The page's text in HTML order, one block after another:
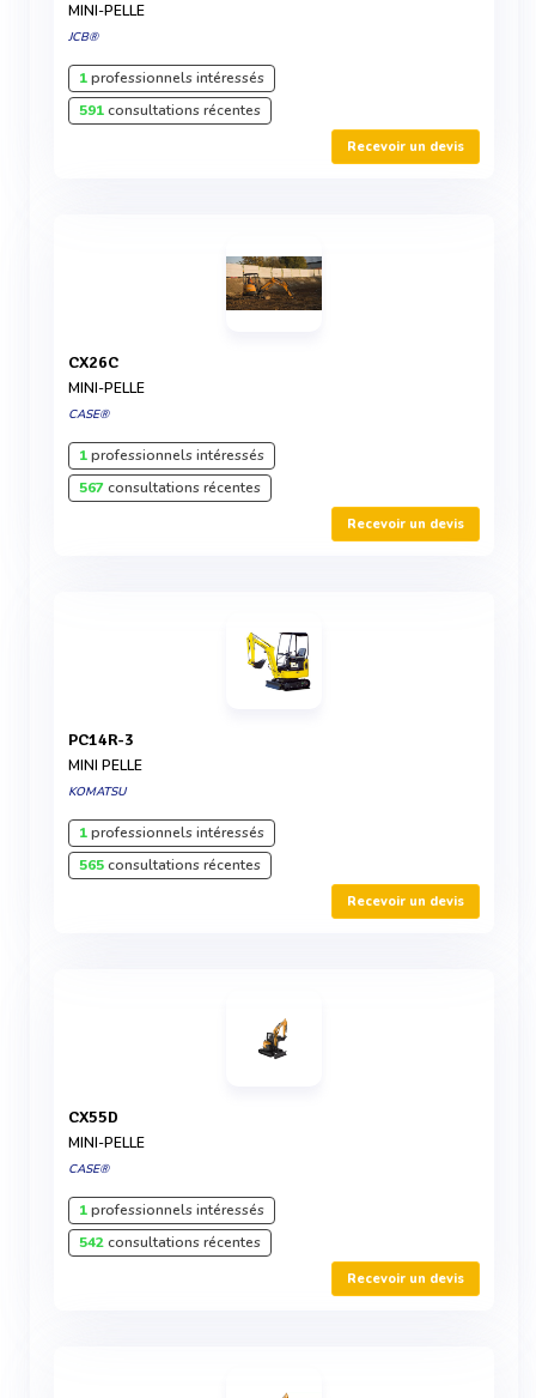
MINI-PELLE
JCB®
1professionnels intéressés
591consultations récentes
Recevoir un devis
CX26C
MINI-PELLE
CASE®
1professionnels intéressés
567consultations récentes
Recevoir un devis
PC14R-3
MINI PELLE
KOMATSU
1professionnels intéressés
565consultations récentes
Recevoir un devis
CX55D
MINI-PELLE
CASE®
1professionnels intéressés
542consultations récentes
Recevoir un devis